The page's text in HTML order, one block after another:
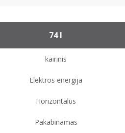
74 l
kairinis
Elektros energija
Horizontalus
Pakabinamas